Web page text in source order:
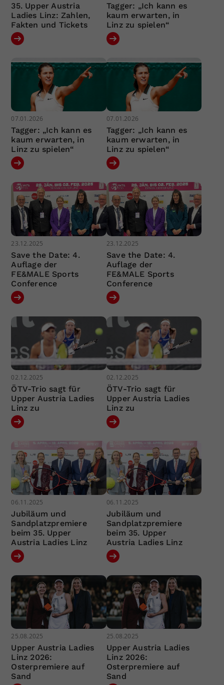
35. Upper Austria
Ladies Linz: Zahlen,
Fakten und Tickets
Tagger: „Ich kann es
kaum erwarten, in
Linz zu spielen“
07.01.2026
Tagger: „Ich kann es
kaum erwarten, in
Linz zu spielen“
07.01.2026
Tagger: „Ich kann es
kaum erwarten, in
Linz zu spielen“
23.12.2025
Save the Date: 4.
Auflage der
FE&MALE Sports
Conference
23.12.2025
Save the Date: 4.
Auflage der
FE&MALE Sports
Conference
02.12.2025
ÖTV-Trio sagt für
Upper Austria Ladies
Linz zu
02.12.2025
ÖTV-Trio sagt für
Upper Austria Ladies
Linz zu
06.11.2025
Jubiläum und
Sandplatzpremiere
beim 35. Upper
Austria Ladies Linz
06.11.2025
Jubiläum und
Sandplatzpremiere
beim 35. Upper
Austria Ladies Linz
25.08.2025
Upper Austria Ladies
Linz 2026:
Osterpremiere auf
Sand
25.08.2025
Upper Austria Ladies
Linz 2026:
Osterpremiere auf
Sand